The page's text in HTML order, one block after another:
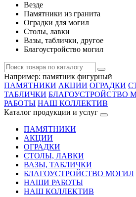
Везде
Памятники из гранита
Оградки для могил
Столы, лавки
Вазы, таблички, другое
Благоустройство могил
Например: памятник фигурный
ПАМЯТНИКИ АКЦИИ ОГРАДКИ
ТАБЛИЧКИ БЛАГОУСТРОЙСТВО
РАБОТЫ НАШ КОЛЛЕКТИВ
Каталог продукции и услуг
ПАМЯТНИКИ
АКЦИИ
ОГРАДКИ
СТОЛЫ, ЛАВКИ
ВАЗЫ, ТАБЛИЧКИ
БЛАГОУСТРОЙСТВО МОГИЛ
НАШИ РАБОТЫ
НАШ КОЛЛЕКТИВ